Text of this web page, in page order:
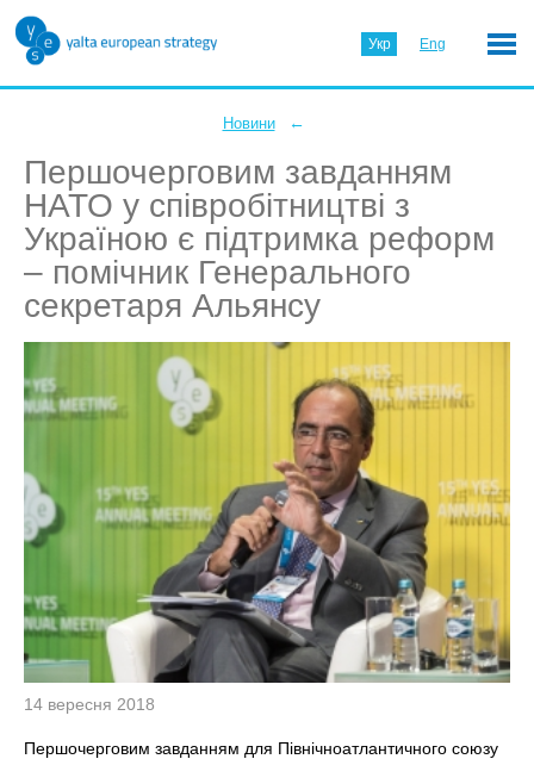
Укр Eng
Новини ←
Першочерговим завданням
НАТО у співробітництві з
Україною є підтримка реформ
– помічник Генерального
секретаря Альянсу
14 вересня 2018
Першочерговим завданням для Північноатлантичного союзу